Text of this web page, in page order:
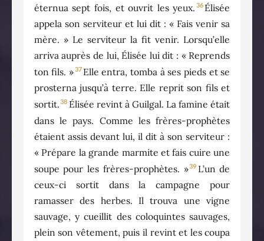
éternua sept fois, et ouvrit les yeux. 36 Élisée
appela son serviteur et lui dit : « Fais venir sa
mère. » Le serviteur la fit venir. Lorsqu’elle
arriva auprès de lui, Élisée lui dit : « Reprends
ton fils. »37 Elle entra, tomba à ses pieds et se
prosterna jusqu’à terre. Elle reprit son fils et
sortit.38 Élisée revint à Guilgal. La famine était
dans le pays. Comme les frères-prophètes
étaient assis devant lui, il dit à son serviteur :
« Prépare la grande marmite et fais cuire une
soupe pour les frères-prophètes. »39 L’un de
ceux-ci sortit dans la campagne pour
ramasser des herbes. Il trouva une vigne
sauvage, y cueillit des coloquintes sauvages,
plein son vêtement, puis il revint et les coupa